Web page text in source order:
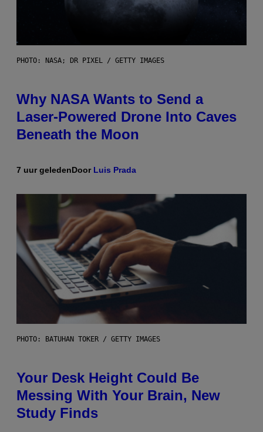
PHOTO: NASA; DR PIXEL / GETTY IMAGES
Why NASA Wants to Send a
Laser-Powered Drone Into Caves
Beneath the Moon
7 uur geledenDoor Luis Prada
PHOTO: BATUHAN TOKER / GETTY IMAGES
Your Desk Height Could Be
Messing With Your Brain, New
Study Finds